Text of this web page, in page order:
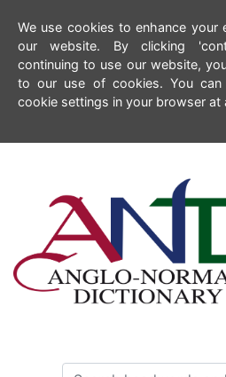
We use cookies to enhance your
our website. By clicking
continuing to use our website,
to our use of cookies. You can
cookie settings in your browser at